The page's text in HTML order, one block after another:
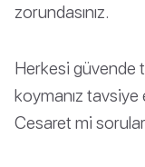
zorundasınız.
Herkesi güvende
koymanız
Cesaret mi